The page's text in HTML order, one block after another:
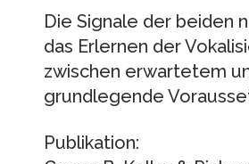
Die Signale der beiden
das Erlernen der
zwischen erwartetem
grundlegende
Publikation: